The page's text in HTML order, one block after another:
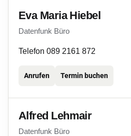
Eva Maria Hiebel
Datenfunk Büro
Telefon 089 2161 872
Anrufen Termin buchen
Alfred Lehmair
Datenfunk Büro